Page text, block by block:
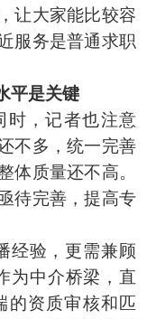
让大家能比较容
服务是普通求职
平是关键
时，记者也注意
不多，统一完善
体质量还不高。
待完善，提高专
经验，更需兼顾
为中介桥梁，直
的资质审核和匹